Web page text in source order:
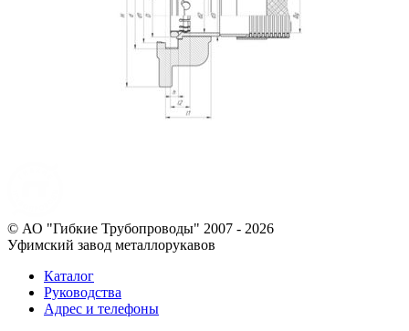
© АО "Гибкие Трубопроводы" 2007 - 2026
Уфимский завод металлорукавов
Каталог
Руководства
Адрес и телефоны